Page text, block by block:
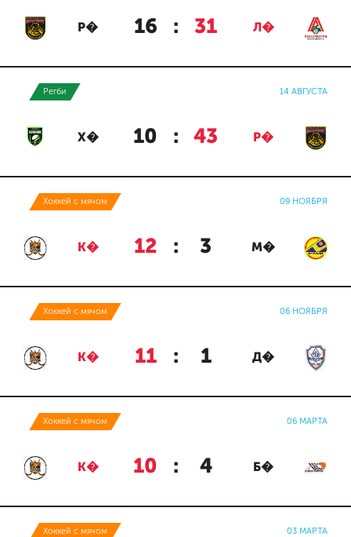
Р� 16 : 31 Л�
Регби 14 АВГУСТА
Х� 10 : 43 Р�
Хоккей с мячом 09 НОЯБРЯ
К� 12 : 3 М�
Хоккей с мячом 06 НОЯБРЯ
К� 11 : 1 Д�
Хоккей с мячом 06 МАРТА
К� 10 : 4 Б�
Хоккей с мячом 03 МАРТА